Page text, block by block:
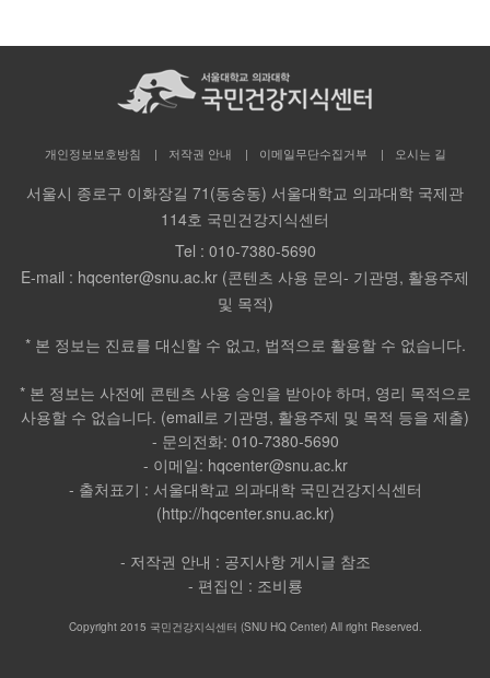
개인정보보호방침 저작권 안내 이메일무단수집거부 오시는 길
서울시 종로구 이화장길 71(동숭동) 서울대학교 의과대학 국제관
114호 국민건강지식센터
Tel : 010-7380-5690
E-mail : hqcenter@snu.ac.kr (콘텐츠 사용 문의- 기관명, 활용주제
및 목적)
* 본 정보는 진료를 대신할 수 없고, 법적으로 활용할 수 없습니다.
* 본 정보는 사전에 콘텐츠 사용 승인을 받아야 하며, 영리 목적으로
사용할 수 없습니다. (email로 기관명, 활용주제 및 목적 등을 제출)
- 문의전화: 010-7380-5690
- 이메일: hqcenter@snu.ac.kr
- 출처표기 : 서울대학교 의과대학 국민건강지식센터
(http://hqcenter.snu.ac.kr)
- 저작권 안내 : 공지사항 게시글 참조
- 편집인 : 조비룡
Copyright 2015 국민건강지식센터 (SNU HQ Center) All right Reserved.